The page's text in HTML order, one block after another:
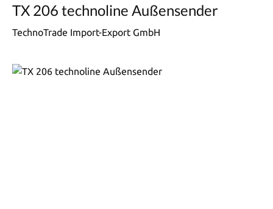
TX 206 technoline Außensender
TechnoTrade Import-Export GmbH